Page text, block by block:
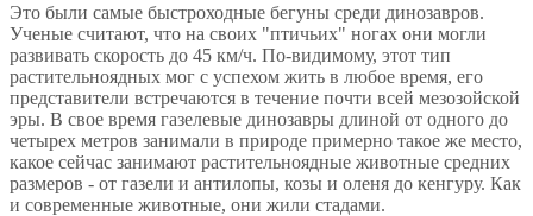
Это были самые быстроходные бегуны среди динозавров.
Ученые считают, что на своих "птичьих" ногах они могли
развивать скорость до 45 км/ч. По-видимому, этот тип
растительноядных мог с успехом жить в любое время, его
представители встречаются в течение почти всей мезозойской
эры. В свое время газелевые динозавры длиной от одного до
четырех метров занимали в природе примерно такое же место,
какое сейчас занимают растительноядные животные средних
размеров - от газели и антилопы, козы и оленя до кенгуру. Как
и современные животные, они жили стадами.